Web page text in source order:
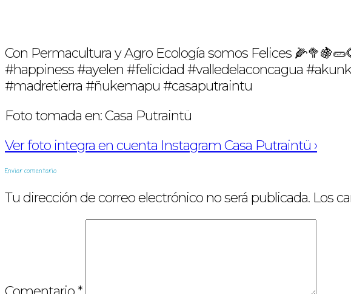
Con Permacultura y Agro Ecología somos Felices
#happiness #ayelen #felicidad #valledelaconcagua
#madretierra #ñukemapu #casaputraintu
Foto tomada en: Casa Putraintü
Ver foto integra en cuenta Instagram Casa Putraintü ›
Enviar comentario
Tu dirección de correo electrónico no será publicada. Los